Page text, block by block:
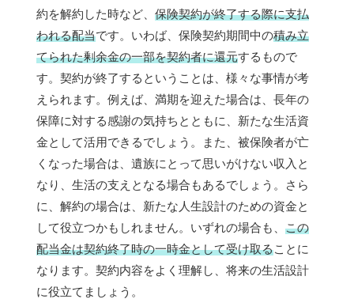
約を解約した時など、 保険契約が終了する際に支払
われる配当です。いわば、保険契約期間中の積み立
てられた剰余金の一部を契約者に還元するもので
す。契約が終了するということは、様々な事情が考
えられます。例えば、満期を迎えた場合は、長年の
保障に対する感謝の気持ちとともに、新たな生活資
金として活用できるでしょう。また、被保険者が亡
くなった場合は、遺族にとって思いがけない収入と
なり、生活の支えとなる場合もあるでしょう。さら
に、解約の場合は、新たな人生設計のための資金と
して役立つかもしれません。いずれの場合も、 この
配当金は契約終了時の一時金として受け取ることに
なります。契約内容をよく理解し、将来の生活設計
に役立てましょう。